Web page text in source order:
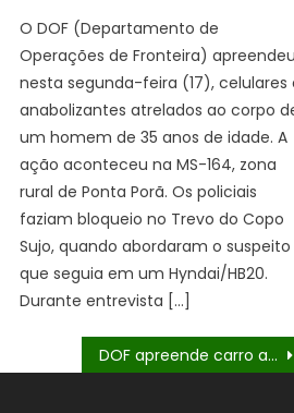
O DOF (Departamento de
Operações de Fronteira)
nesta segunda-feira (17), celulares
anabolizantes atrelados ao corpo
um homem de 35 anos de idade. A
ação aconteceu na MS-164, zona
rural de Ponta Porã. Os policiais
faziam bloqueio no Trevo do Copo
Sujo, quando abordaram o suspeito
que seguia em um Hyndai/HB20.
Durante entrevista […]
DOF apreende carro abarrotado com cigarros contrabandeados do Paraguai